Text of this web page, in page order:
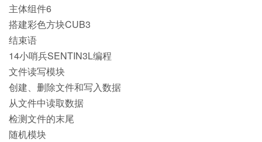
主体组件6
搭建彩色方块CUB3
结束语
14小哨兵SENTIN3L编程
文件读写模块
创建、删除文件和写入数据
从文件中读取数据
检测文件的末尾
随机模块